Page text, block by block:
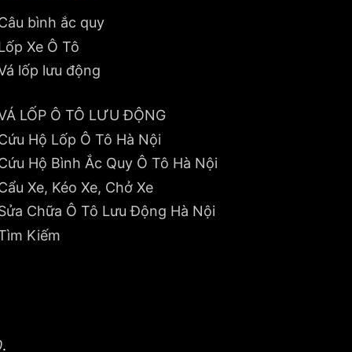
bình ắc quy
Xe Ô Tô
lốp lưu động
LỐP Ô TÔ LƯU ĐỘNG
Hộ Lốp Ô Tô Hà Nội
Hộ Bình Ắc Quy Ô Tô Hà Nội
Xe, Kéo Xe, Chở Xe
Chữa Ô Tô Lưu Động Hà Nội
Kiếm
.